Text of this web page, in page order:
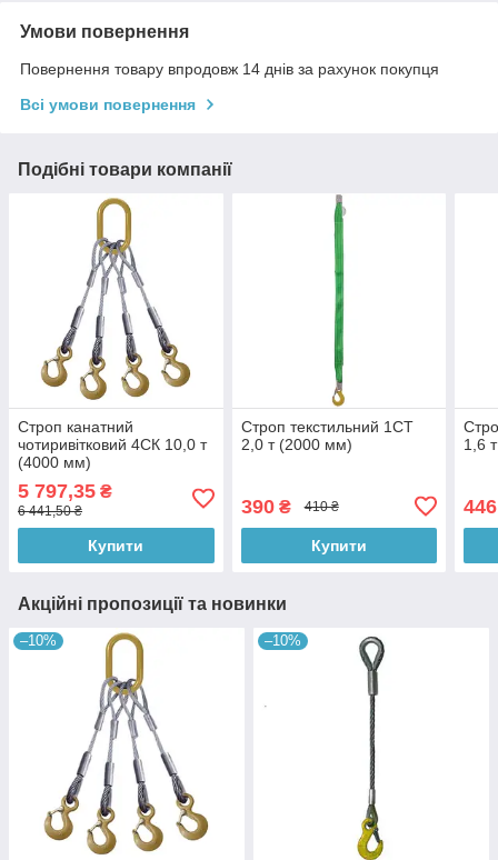
Умови повернення
Повернення товару впродовж 14 днів за рахунок покупця
Всі умови повернення
Подібні товари компанії
Строп канатний
чотиривітковий 4СК 10,0 т
(4000 мм)
5 797,35 ₴
6 441,50 ₴
Купити
Строп текстильний 1СТ
2,0 т (2000 мм)
390₴ 410 ₴
Купити
1,6
Акційні пропозиції та новинки
–10% –10%